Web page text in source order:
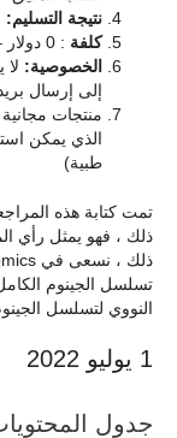
نتيجة التسليم:
كلفة : 0 دولار – 4000 دولار +
الخصوصية:
إلى إرسال
منتجات
الذي يمكن
طبية)
تمت كتابة هذه
ذلك ، فهو يمثل رأي
تسلسل الجينوم
النووي لتسلسل
1 يوليو 2022
جدول